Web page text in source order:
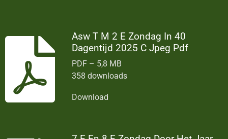
Asw T M 2 E Zondag In 40
Dagentijd 2025 C Jpeg Pdf
PDF – 5,8 MB
358 downloads
Download